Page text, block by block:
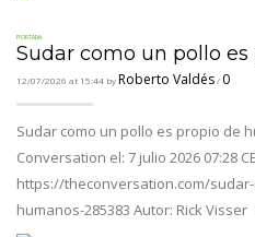
PORTADA.
Sudar como un pollo
12/07/2026 at 15:44 byRoberto Valdés/ 0
Sudar como un pollo es propio de
Conversation el: 7 julio 2026 07:28
https://theconversation.com/
humanos-285383 Autor: Rick